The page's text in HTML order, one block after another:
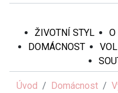
ŽIVOTNÍ STYL O
DOMÁCNOST
Úvod Domácnost